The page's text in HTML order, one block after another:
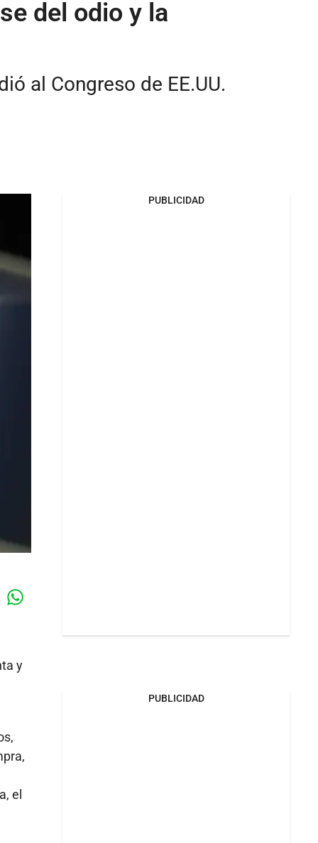
del odio y la
al Congreso de EE.UU.
y
el
PUBLICIDAD
PUBLICIDAD